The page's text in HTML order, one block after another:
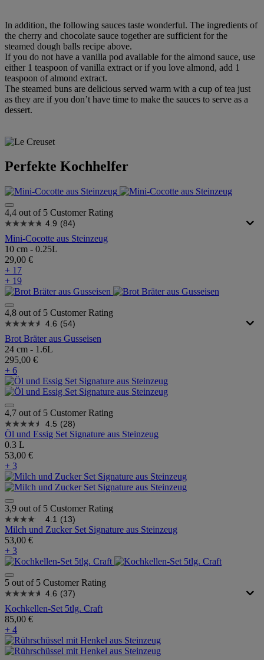
In addition, the following sauces taste wonderful. The ingredients of
the cherry and chocolate sauce together are sufficient for the
steamed dough balls recipe above.
If you do not have a vanilla pod available for the almond sauce, use
either 1 teaspoon of vanilla extract or if you love almond, add 1
teaspoon of almond extract.
The steamed buns are delicious served warm with a cup of tea just
as they are if you don’t have time to make the sauces to serve as a
dessert.
Perfekte Kochhelfer
4,4 out of 5 Customer Rating
4.9 (84)
Mini-Cocotte aus Steinzeug
10 cm - 0.25L
29,00 €
+ 17
+ 19
4,8 out of 5 Customer Rating
4.6 (54)
Brot Bräter aus Gusseisen
24 cm - 1.6L
295,00 €
+ 6
4,7 out of 5 Customer Rating
4.5 (28)
Öl und Essig Set Signature aus Steinzeug
0.3 L
53,00 €
+ 3
3,9 out of 5 Customer Rating
4.1 (13)
Milch und Zucker Set Signature aus Steinzeug
53,00 €
+ 3
5 out of 5 Customer Rating
4.6 (37)
Kochkellen-Set 5tlg. Craft
85,00 €
+ 4